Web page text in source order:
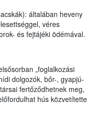
általában heveny
véres
és fejtájéki ödémával.
„foglalkozási
dolgozók, bőr-, gyapjú-
fertőződhetnek meg,
hús közvetítette